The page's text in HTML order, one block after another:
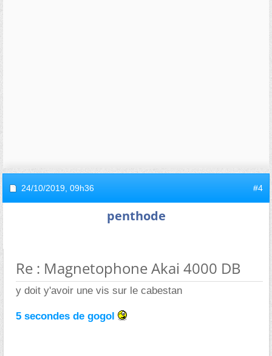
24/10/2019, 09h36 #4
penthode
Re : Magnetophone Akai 4000 DB
y doit y'avoir une vis sur le cabestan
5 secondes de gogol